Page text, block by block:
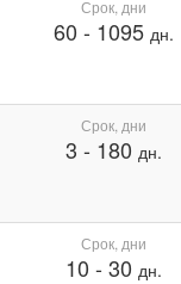
Срок, дни
60 - 1095 дн.
Срок, дни
3 - 180 дн.
Срок, дни
10 - 30 дн.